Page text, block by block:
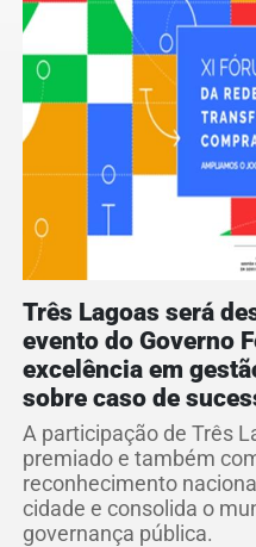
Três Lagoas será
evento do Governo
excelência em
sobre caso de
A participação de Três
premiado e também
reconhecimento
cidade e consolida o
governança pública.